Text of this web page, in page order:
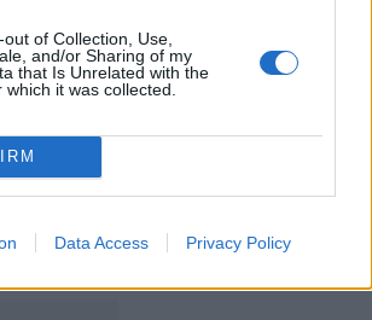
of Collection, Use,
and/or Sharing of my
that Is Unrelated with the
it was collected.
Data Access Privacy Policy
conquista Grand Slam de